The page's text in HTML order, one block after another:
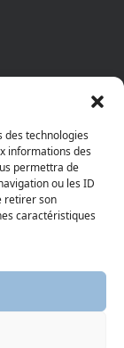
des technologies
informations des
permettra de
ou les ID
retirer son
caractéristiques